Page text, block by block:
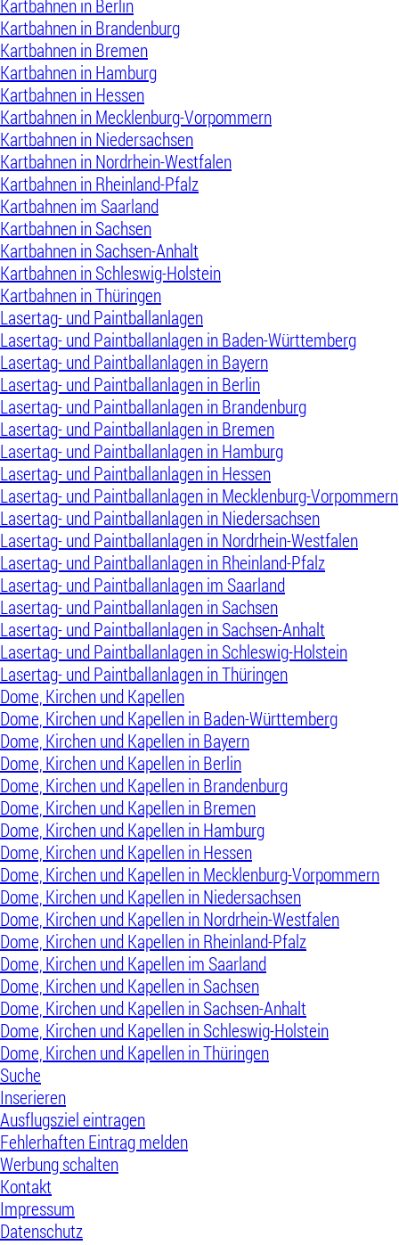
Kartbahnen in Berlin
Kartbahnen in Brandenburg
Kartbahnen in Bremen
Kartbahnen in Hamburg
Kartbahnen in Hessen
Kartbahnen in Mecklenburg-Vorpommern
Kartbahnen in Niedersachsen
Kartbahnen in Nordrhein-Westfalen
Kartbahnen in Rheinland-Pfalz
Kartbahnen im Saarland
Kartbahnen in Sachsen
Kartbahnen in Sachsen-Anhalt
Kartbahnen in Schleswig-Holstein
Kartbahnen in Thüringen
Lasertag- und Paintballanlagen
Lasertag- und Paintballanlagen in Baden-Württemberg
Lasertag- und Paintballanlagen in Bayern
Lasertag- und Paintballanlagen in Berlin
Lasertag- und Paintballanlagen in Brandenburg
Lasertag- und Paintballanlagen in Bremen
Lasertag- und Paintballanlagen in Hamburg
Lasertag- und Paintballanlagen in Hessen
Lasertag- und Paintballanlagen in Mecklenburg-Vorpommern
Lasertag- und Paintballanlagen in Niedersachsen
Lasertag- und Paintballanlagen in Nordrhein-Westfalen
Lasertag- und Paintballanlagen in Rheinland-Pfalz
Lasertag- und Paintballanlagen im Saarland
Lasertag- und Paintballanlagen in Sachsen
Lasertag- und Paintballanlagen in Sachsen-Anhalt
Lasertag- und Paintballanlagen in Schleswig-Holstein
Lasertag- und Paintballanlagen in Thüringen
Dome, Kirchen und Kapellen
Dome, Kirchen und Kapellen in Baden-Württemberg
Dome, Kirchen und Kapellen in Bayern
Dome, Kirchen und Kapellen in Berlin
Dome, Kirchen und Kapellen in Brandenburg
Dome, Kirchen und Kapellen in Bremen
Dome, Kirchen und Kapellen in Hamburg
Dome, Kirchen und Kapellen in Hessen
Dome, Kirchen und Kapellen in Mecklenburg-Vorpommern
Dome, Kirchen und Kapellen in Niedersachsen
Dome, Kirchen und Kapellen in Nordrhein-Westfalen
Dome, Kirchen und Kapellen in Rheinland-Pfalz
Dome, Kirchen und Kapellen im Saarland
Dome, Kirchen und Kapellen in Sachsen
Dome, Kirchen und Kapellen in Sachsen-Anhalt
Dome, Kirchen und Kapellen in Schleswig-Holstein
Dome, Kirchen und Kapellen in Thüringen
Suche
Inserieren
Ausflugsziel eintragen
Fehlerhaften Eintrag melden
Werbung schalten
Kontakt
Impressum
Datenschutz